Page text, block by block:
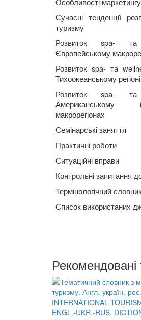
Сучасні тенденції
туризму
Розвиток spa- та
Європейському
Розвиток spa- та
Тихоокеанському регіоні
Розвиток spa- та
Американському
макрорегіонах
Семінарськізаняття
Практичні роботи
Ситуаційні вправи
Контрольні запитання
Термінологічний
Список використаних
Рекомендовані